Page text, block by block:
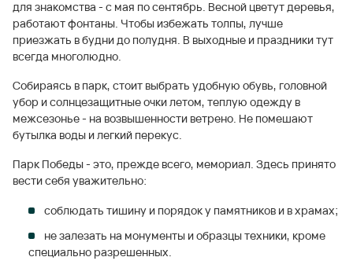
для знакомства - с мая по сентябрь. Весной цветут деревья,
работают фонтаны. Чтобы избежать толпы, лучше
приезжать в будни до полудня. В выходные и праздники тут
всегда многолюдно.
Собираясь в парк, стоит выбрать удобную обувь, головной
убор и солнцезащитные очки летом, теплую одежду в
межсезонье - на возвышенности ветрено. Не помешают
бутылка воды и легкий перекус.
Парк Победы - это, прежде всего, мемориал. Здесь принято
вести себя уважительно:
соблюдать тишину и порядок у памятников и в храмах;
не залезать на монументы и образцы техники, кроме
специально разрешенных.